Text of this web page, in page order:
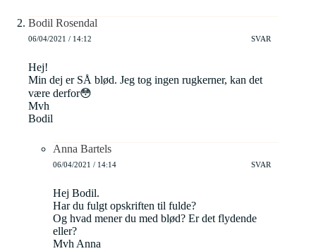
Bodil Rosendal
06/04/2021 / 14:12 SVAR
Hej!
Min dej er SÅ blød. Jeg tog ingen rugkerner, kan det
være derfor😳
Mvh
Bodil
Anna Bartels
06/04/2021 / 14:14 SVAR
Hej Bodil.
Har du fulgt opskriften til fulde?
Og hvad mener du med blød? Er det flydende
eller?
Mvh Anna